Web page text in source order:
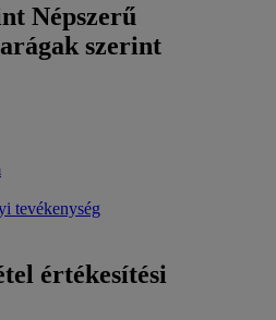
Népszerű
szerint
tevékenység
értékesítési